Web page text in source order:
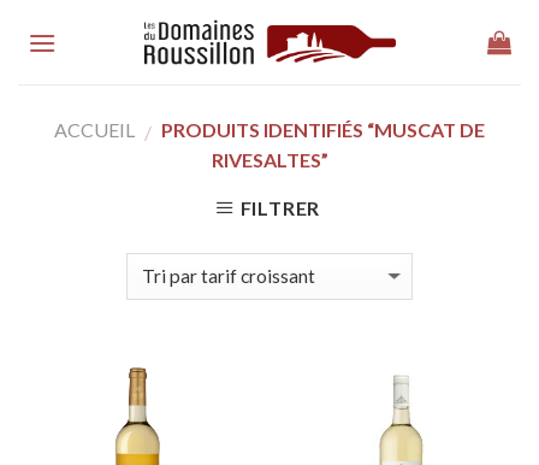
ACCUEIL / PRODUITS IDENTIFIÉS “MUSCAT DE
RIVESALTES”
FILTRER